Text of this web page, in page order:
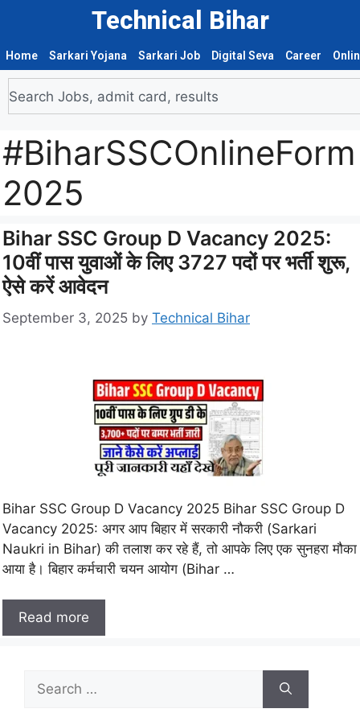
Technical Bihar
Home Sarkari Yojana Sarkari Job Digital Seva Career
#BiharSSCOnlineForm
2025
Bihar SSC Group D Vacancy 2025:
10वीं पास युवाओं के लिए 3727 पदों पर भर्ती शुरू,
ऐसे करें आवेदन
September 3, 2025 by Technical Bihar
Bihar SSC Group D Vacancy 2025 Bihar SSC Group D
Vacancy 2025: अगर आप बिहार में सरकारी नौकरी (Sarkari
Naukri in Bihar) की तलाश कर रहे हैं, तो आपके लिए एक सुनहरा मौका
आया है। बिहार कर्मचारी चयन आयोग (Bihar …
Read more